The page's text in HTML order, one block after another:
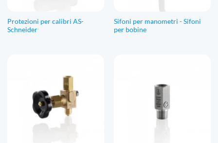
Protezioni per calibri AS-
Schneider
Sifoni per manometri - Sifoni
per bobine